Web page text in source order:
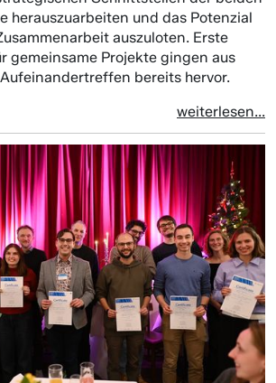
herauszuarbeiten und das Potenzial
auszuloten. Erste
gemeinsame Projekte gingen aus
bereits hervor.
weiterlesen...